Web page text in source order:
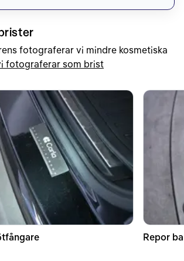
fotograferar vi mindre kosmetiska
fotograferar som brist
Repor